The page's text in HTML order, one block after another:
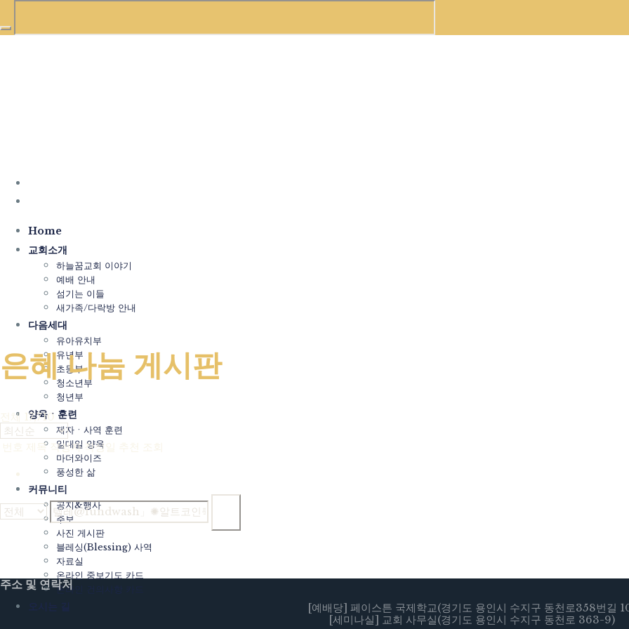
Home
교회소개
하늘꿈교회 이야기
예배 안내
섬기는 이들
새가족/다락방 안내
다음세대
유아유치부
유년부
초등부
청소년부
청년부
양육ㆍ훈련
제자ㆍ사역 훈련
일대일 양육
마더와이즈
풍성한 삶
커뮤니티
공지&행사
주보
사진 게시판
블레싱(Blessing) 사역
자료실
온라인 중보기도 카드
온라인 건의사항 카드
은혜 나눔 게시판
은혜 나눔 게시판
전체 17,710
번호 제목 작성자 작성일 추천 조회
Powered by KBoard
주소 및 연락처
[예배당] 페이스튼 국제학교(경기도 용인시 수지구 동천로358번길
[세미나실] 교회 사무실(경기도 용인시 수지구 동천로 363-9)